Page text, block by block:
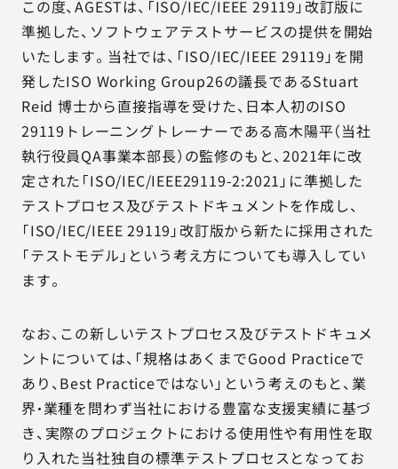
この度、AGESTは、「ISO/IEC/IEEE 29119」改訂版に
準拠した、ソフトウェアテストサービスの提供を開始
いたします。当社では、「ISO/IEC/IEEE 29119」を開
発したISO Working Group26の議長であるStuart
Reid 博士から直接指導を受けた、日本人初のISO
29119トレーニングトレーナーである高木陽平（当社
執行役員QA事業本部長）の監修のもと、2021年に改
定された「ISO/IEC/IEEE29119-2:2021」に準拠した
テストプロセス及びテストドキュメントを作成し、
「ISO/IEC/IEEE 29119」改訂版から新たに採用された
「テストモデル」という考え方についても導入してい
ます。
なお、この新しいテストプロセス及びテストドキュメ
ントについては、「規格はあくまでGood Practiceで
あり、Best Practiceではない」という考えのもと、業
界・業種を問わず当社における豊富な支援実績に基づ
き、実際のプロジェクトにおける使用性や有用性を取
り入れた当社独自の標準テストプロセスとなってお